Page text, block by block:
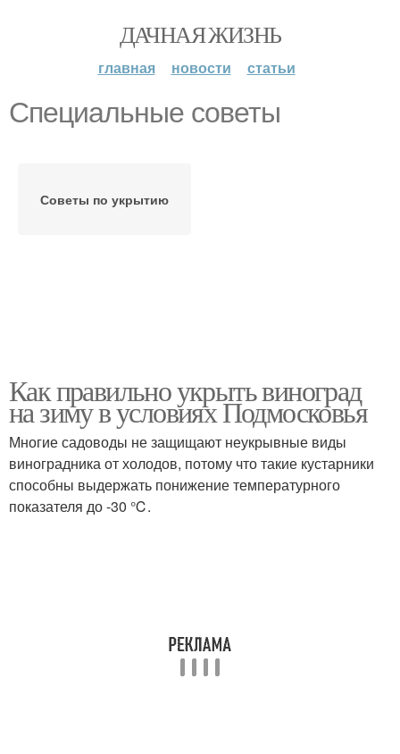
ДАЧНАЯ ЖИЗНЬ
главная новости статьи
Специальные советы
Советы по укрытию
Как правильно укрыть виноград
на зиму в условиях Подмосковья
Многие садоводы не защищают неукрывные виды
виноградника от холодов, потому что такие кустарники
способны выдержать понижение температурного
показателя до -30 ℃.